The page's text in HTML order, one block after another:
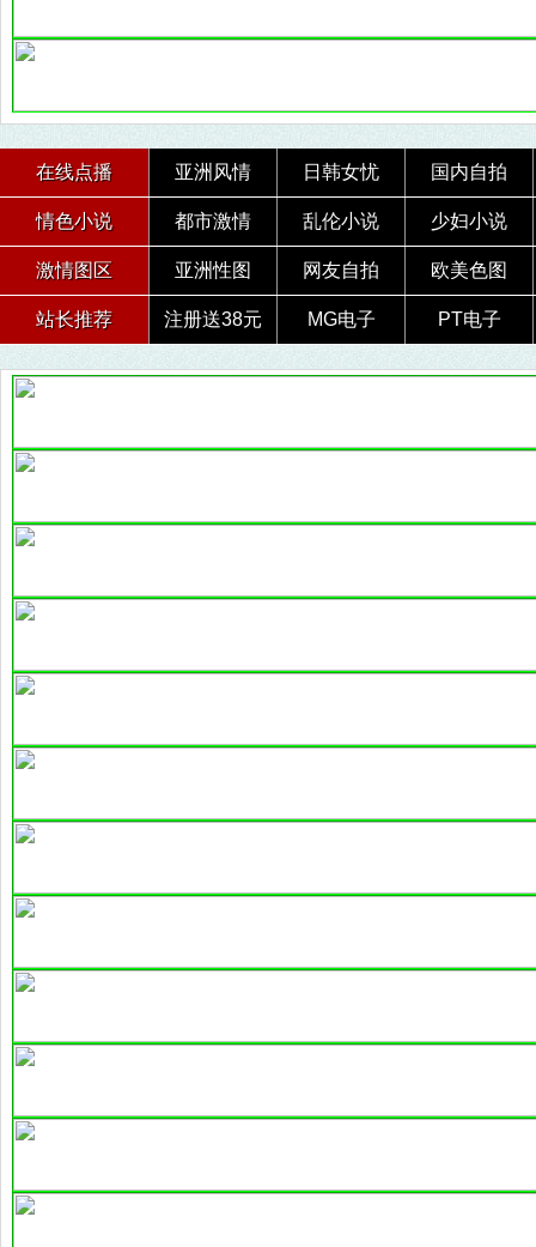
在线点播 亚洲风情 日韩女忧 国内自拍
情色小说 都市激情 乱伦小说 少妇小说
激情图区 亚洲性图 网友自拍 欧美色图
站长推荐 注册送38元 MG电子 PT电子